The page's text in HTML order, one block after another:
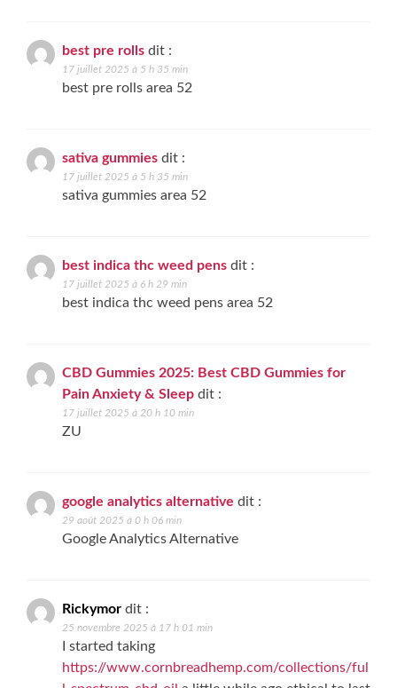
best pre rolls dit :
17 juillet 2025 à 5 h 35 min
best pre rolls area 52
sativa gummies dit :
17 juillet 2025 à 5 h 35 min
sativa gummies area 52
best indica thc weed pens dit :
17 juillet 2025 à 6 h 29 min
best indica thc weed pens area 52
CBD Gummies 2025: Best CBD Gummies for
Pain Anxiety & Sleep dit :
17 juillet 2025 à 20 h 10 min
ZU
google analytics alternative dit :
29 août 2025 à 0 h 06 min
Google Analytics Alternative
Rickymor dit :
25 novembre 2025 à 17 h 01 min
I started taking
https://www.cornbreadhemp.com/collections/ful